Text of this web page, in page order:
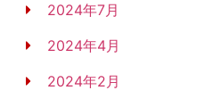
2024年7月
2024年4月
2024年2月